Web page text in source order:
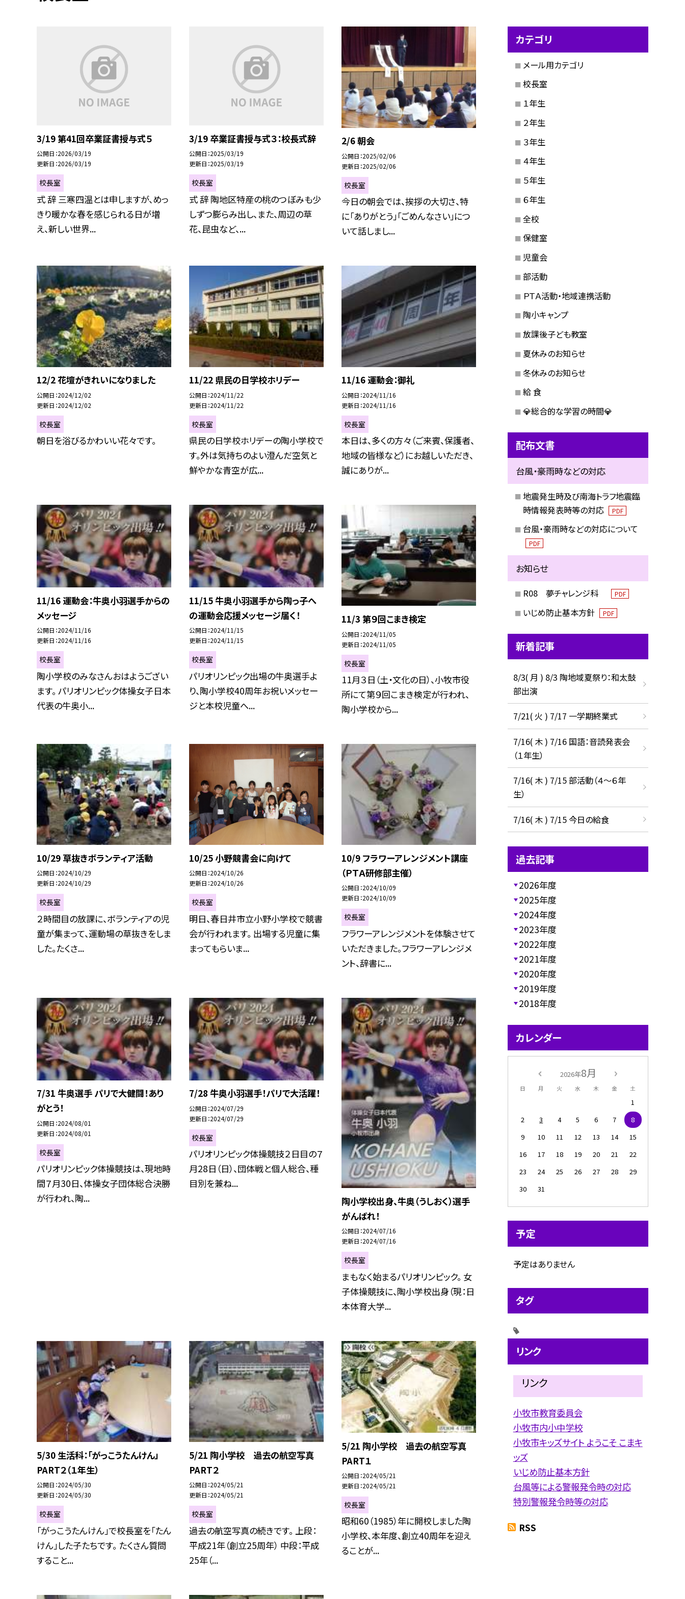
3/19 第41回卒業証書授与式５
公開日 2026/03/19
更新日 2026/03/19
校長室
式 辞 三寒四温とは申しますが、めっ
きり暖かな春を感じられる日が増
え、新しい世界...
3/19 卒業証書授与式３：校長式辞
公開日 2025/03/19
更新日 2025/03/19
校長室
式 辞 陶地区特産の桃のつぼみも少
しずつ膨らみ出し、また、周辺の草
花、昆虫など、...
2/6 朝会
公開日 2025/02/06
更新日 2025/02/06
校長室
今日の朝会では、挨拶の大切さ、特
に「ありがとう」「ごめんなさい」につ
いて話しまし...
12/2 花壇がきれいになりました
公開日 2024/12/02
更新日 2024/12/02
校長室
朝日を浴びるかわいい花々です。
11/22 県民の日学校ホリデー
公開日 2024/11/22
更新日 2024/11/22
校長室
県民の日学校ホリデーの陶小学校で
す。外は気持ちのよい澄んだ空気と
鮮やかな青空が広...
11/16 運動会：御礼
公開日 2024/11/16
更新日 2024/11/16
校長室
本日は、多くの方々（ご来賓、保護者、
地域の皆様など）にお越しいただき、
誠にありが...
11/16 運動会：牛奥小羽選手からの
メッセージ
公開日 2024/11/16
更新日 2024/11/16
校長室
陶小学校のみなさんおはようござい
ます。 パリオリンピック体操女子日本
代表の牛奥小...
11/15 牛奥小羽選手から陶っ子へ
の運動会応援メッセージ届く！
公開日 2024/11/15
更新日 2024/11/15
校長室
パリオリンピック出場の牛奥選手よ
り、陶小学校40周年お祝いメッセー
ジと本校児童へ...
11/3 第９回こまき検定
公開日 2024/11/05
更新日 2024/11/05
校長室
11月３日（土・文化の日）、小牧市役
所にて第９回こまき検定が行われ、
陶小学校から...
10/29 草抜きボランティア活動
公開日 2024/10/29
更新日 2024/10/29
校長室
２時間目の放課に、ボランティアの児
童が集まって、運動場の草抜きをしま
した。たくさ...
10/25 小野競書会に向けて
公開日 2024/10/26
更新日 2024/10/26
校長室
明日、春日井市立小野小学校で競書
会が行われます。 出場する児童に集
まってもらいま...
10/9 フラワーアレンジメント講座
（ＰＴＡ研修部主催）
公開日 2024/10/09
更新日 2024/10/09
校長室
フラワーアレンジメントを体験させて
いただきました。フラワーアレンジメ
ント、辞書に...
7/31 牛奥選手 パリで大健闘！あり
がとう！
公開日 2024/08/01
更新日 2024/08/01
校長室
パリオリンピック体操競技は、現地時
間７月30日、体操女子団体総合決勝
が行われ、陶...
7/28 牛奥小羽選手！パリで大活躍！
公開日 2024/07/29
更新日 2024/07/29
校長室
パリオリンピック体操競技２日目の７
月28日（日）、団体戦と個人総合、種
目別を兼ね...
陶小学校出身、牛奥（うしおく）選手
がんばれ！
公開日 2024/07/16
更新日 2024/07/16
校長室
まもなく始まるパリオリンピック。 女
子体操競技に、陶小学校出身（現：日
本体育大学...
5/30 生活科：「がっこうたんけん」
PART２（１年生）
公開日 2024/05/30
更新日 2024/05/30
校長室
「がっこうたんけん」で校長室を「たん
けん」した子たちです。 たくさん質問
すること...
5/21 陶小学校 過去の航空写真
PART２
公開日 2024/05/21
更新日 2024/05/21
校長室
過去の航空写真の続きです。 上段：
平成21年（創立25周年） 中段：平成
25年（...
5/21 陶小学校 過去の航空写真
PART１
公開日 2024/05/21
更新日 2024/05/21
校長室
昭和60（1985）年に開校しました陶
小学校、本年度、創立40周年を迎え
ることが...
カテゴリ
メール用カテゴリ
校長室
１年生
２年生
３年生
４年生
５年生
６年生
全校
保健室
児童会
部活動
ＰＴＡ活動・地域連携活動
陶小キャンプ
放課後子ども教室
夏休みのお知らせ
冬休みのお知らせ
給 食
💎総合的な学習の時間💎
配布文書
台風・豪雨時などの対応
地震発生時及び南海トラフ地震臨
時情報発表時等の対応
PDF
台風・豪雨時などの対応について
PDF
お知らせ
R08 夢チャレンジ科 PDF
いじめ防止基本方針 PDF
新着記事
8/3( 月 ) 8/3 陶地域夏祭り：和太鼓
部出演
7/21( 火 ) 7/17 一学期終業式
7/16( 木 ) 7/16 国語：音読発表会
（１年生）
7/16( 木 ) 7/15 部活動（４～６年
生）
7/16( 木 ) 7/15 今日の給食
過去記事
2026年度
2025年度
2024年度
2023年度
2022年度
2021年度
2020年度
2019年度
2018年度
カレンダー
2026年8月
日 月 火 水 木 金 土
1
2
3 4 5 6 7
8
9
10 11 12 13 14
15
16
17 18 19 20 21
22
23
24 25 26 27 28
29
30
31
予定
予定はありません
タグ
リンク
リンク
小牧市教育委員会
小牧市内小中学校
小牧市キッズサイト ようこそ こまキ
ッズ
いじめ防止基本方針
台風等による警報発令時の対応
特別警報発令時等の対応
RSS